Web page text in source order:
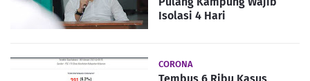
Isolasi 4 Hari
CORONA